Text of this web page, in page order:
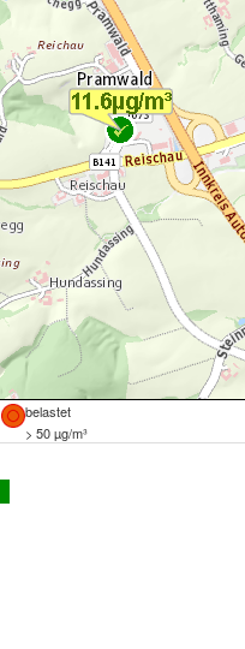
belastet
> 50 µg/m³